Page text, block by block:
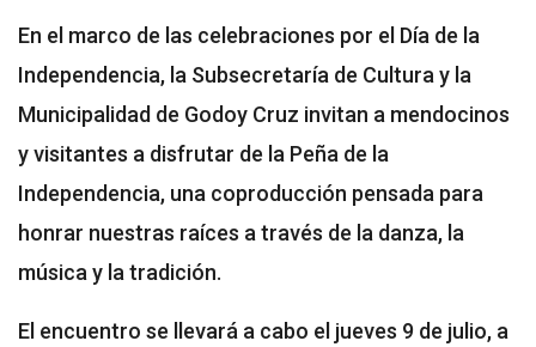
En el marco de las celebraciones por el Día de la
Independencia, la Subsecretaría de Cultura y la
Municipalidad de Godoy Cruz invitan a mendocinos
y visitantes a disfrutar de la Peña de la
Independencia, una coproducción pensada para
honrar nuestras raíces a través de la danza, la
música y la tradición.
El encuentro se llevará a cabo el jueves 9 de julio, a